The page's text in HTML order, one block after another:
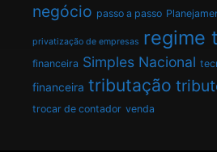
negócio passo a passo
privatização de empresas regime
financeira Simples Nacional
financeira tributação
trocar de contador venda